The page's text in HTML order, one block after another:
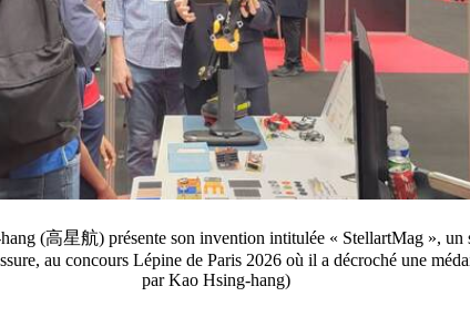
(高星航) présente son invention intitulée « StellartMag », un
au concours Lépine de Paris 2026 où il a décroché une
par Kao Hsing-hang)